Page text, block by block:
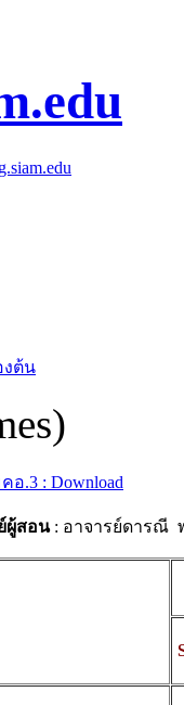
งต้น
.3 : Download
ผู้สอน : อาจารย์ดารณี